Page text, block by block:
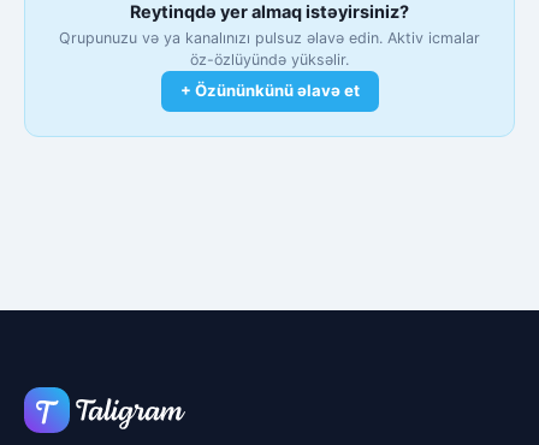
Reytinqdə yer almaq istəyirsiniz?
Qrupunuzu və ya kanalınızı pulsuz əlavə edin. Aktiv icmalar
öz-özlüyündə yüksəlir.
+ Özününkünü əlavə et